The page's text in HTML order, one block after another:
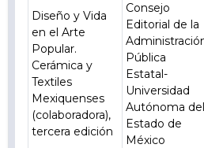
Diseño y Vida
en el Arte
Popular.
Cerámica y
Textiles
Mexiquenses
(colaboradora),
tercera edición
Consejo
Editorial de la
Pública
Estatal-
Universidad
Autónoma del
Estado de
México